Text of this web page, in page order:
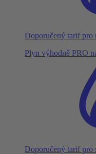
Doporučený tarif pro
Plyn výhodně PRO
Doporučený tarif pro